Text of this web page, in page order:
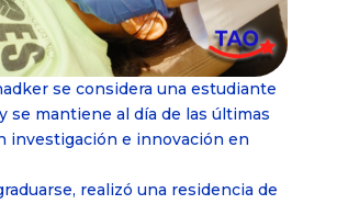
se considera una estudiante
se mantiene al día de las últimas
investigación e innovación en
realizó una residencia de